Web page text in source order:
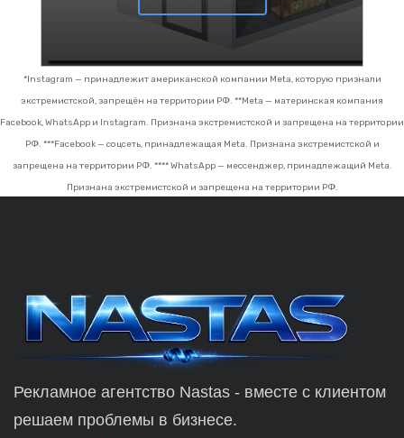
*Instagram — принадлежит американской компании Meta, которую признали
экстремистской, запрещён на территории РФ. **Meta — материнская компания
Facebook, WhatsApp и Instagram. Признана экстремистской и запрещена на территории
РФ. ***Facebook — соцсеть, принадлежащая Meta. Признана экстремистской и
запрещена на территории РФ. **** WhatsApp — мессенджер, принадлежащий Meta.
Признана экстремистской и запрещена на территории РФ.
Рекламное агентство Nastas - вместе с клиентом
решаем проблемы в бизнесе.